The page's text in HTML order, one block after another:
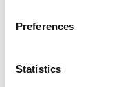
Preferences
Statistics